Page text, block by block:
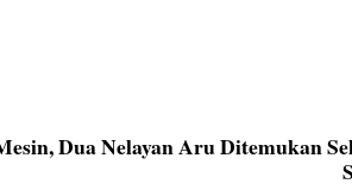
Dua Nelayan Aru Ditemukan